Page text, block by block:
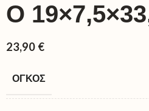
Ο
23,90 €
ΌΓΚΟΣ